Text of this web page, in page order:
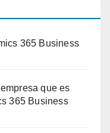
365 Business
que es
365 Business